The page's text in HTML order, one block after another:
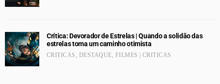
Crítica: Devorador de Estrelas | Quando a solidão das
estrelas toma um caminho otimista
CRITICAS , DESTAQUE, FILMES | CRITICAS